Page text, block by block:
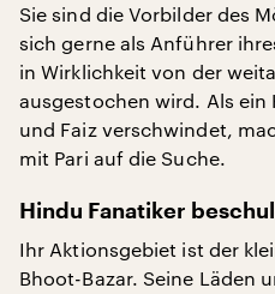
Sie sind die Vorbilder des
sich gerne als Anführer
in Wirklichkeit von der
ausgestochen wird. Als ein
und Faiz verschwindet,
mit Pari auf die Suche.
Hindu Fanatiker
Ihr Aktionsgebiet ist der
Bhoot-Bazar. Seine Läden